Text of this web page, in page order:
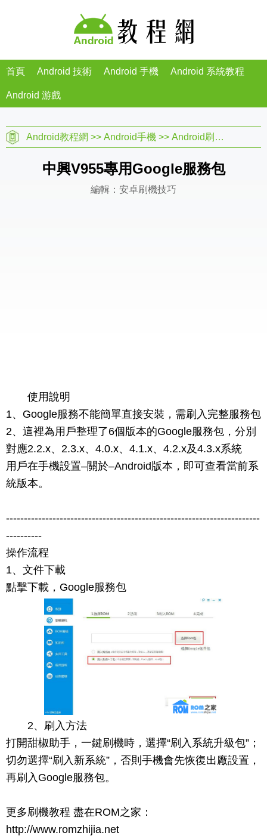
首頁 Android 技術 Android 手機 Android 系統教程
Android 游戲
Android教程網 >> Android手機 >> Android刷機教程
中興V955專用Google服務包
編輯：安卓刷機技巧
使用說明
1、Google服務不能簡單直接安裝，需刷入完整服務包
2、這裡為用戶整理了6個版本的Google服務包，分別
對應2.2.x、2.3.x、4.0.x、4.1.x、4.2.x及4.3.x系統
用戶在手機設置–關於–Android版本，即可查看當前系
統版本。
-----------------------------------------------------------------------
----------
操作流程
1、文件下載
點擊下載，Google服務包
2、刷入方法
打開甜椒助手，一鍵刷機時，選擇“刷入系統升級包”；
切勿選擇“刷入新系統”，否則手機會先恢復出廠設置，
再刷入Google服務包。
更多刷機教程 盡在ROM之家：
http://www.romzhijia.net